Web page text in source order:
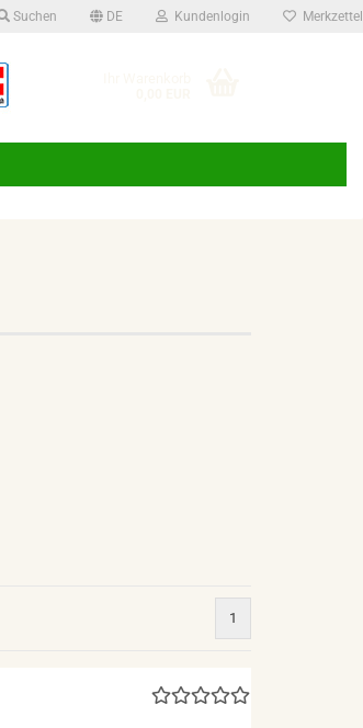
Suchen DE Kundenlogin Merkzettel
1